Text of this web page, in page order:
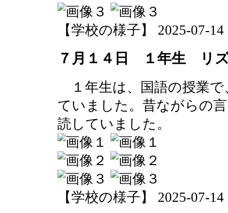
【学校の様子】 2025-07-
７月１４日 １年生 リ
１年生は、国語の授業
ていました。昔ながらの
読していました。
【学校の様子】 2025-07-